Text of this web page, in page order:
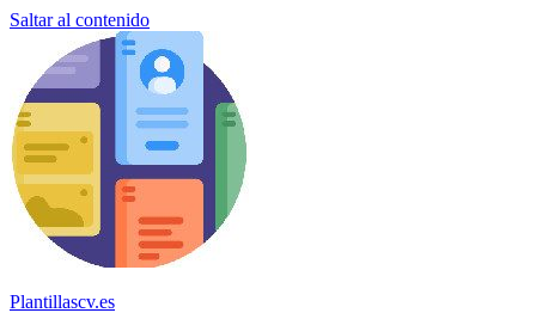
Saltar al contenido
Plantillascv.es